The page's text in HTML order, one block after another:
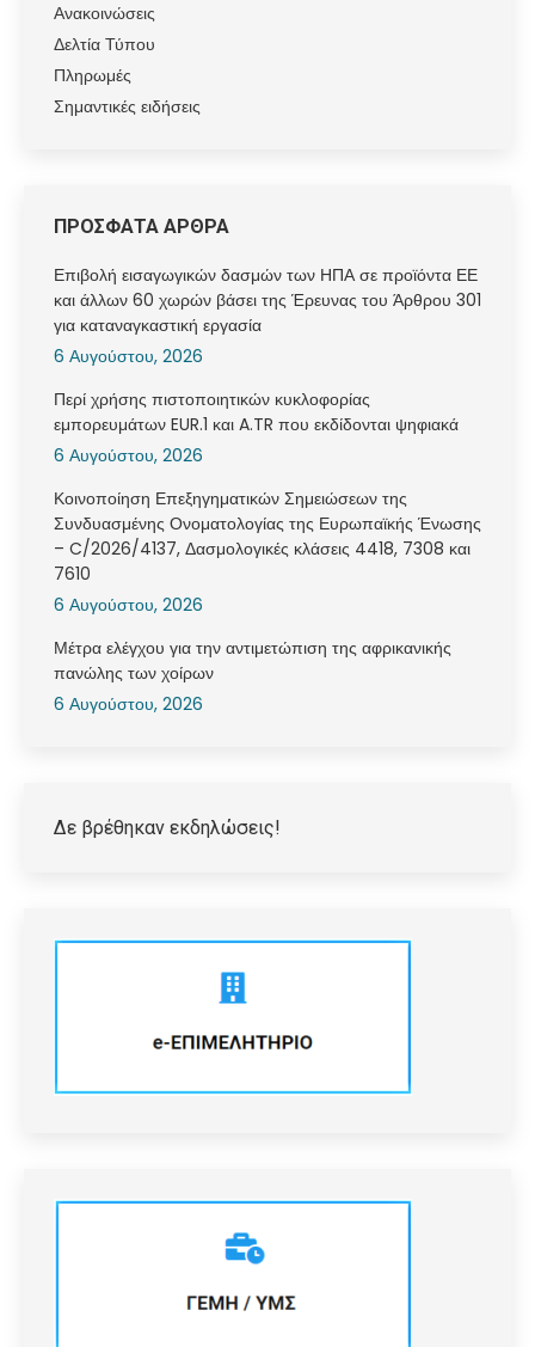
Ανακοινώσεις
Δελτία Τύπου
Πληρωμές
Σημαντικές ειδήσεις
ΠΡΟΣΦΑΤΑ ΑΡΘΡΑ
Επιβολή εισαγωγικών δασμών των ΗΠΑ σε προϊόντα ΕΕ
και άλλων 60 χωρών βάσει της Έρευνας του Άρθρου 301
για καταναγκαστική εργασία
6 Αυγούστου, 2026
Περί χρήσης πιστοποιητικών κυκλοφορίας
εμπορευμάτων EUR.1 και A.TR που εκδίδονται ψηφιακά
6 Αυγούστου, 2026
Κοινοποίηση Επεξηγηματικών Σημειώσεων της
Συνδυασμένης Ονοματολογίας της Ευρωπαϊκής Ένωσης
– C/2026/4137, Δασμολογικές κλάσεις 4418, 7308 και
7610
6 Αυγούστου, 2026
Μέτρα ελέγχου για την αντιμετώπιση της αφρικανικής
πανώλης των χοίρων
6 Αυγούστου, 2026
Δε βρέθηκαν εκδηλώσεις!